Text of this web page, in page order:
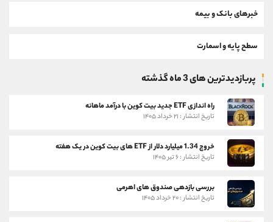
خبرهای بانک و بیمه
سطح پایه و اسمارت
پربازدیدترین های 3 ماه گذشته
راه اندازی ETF جدید بیت کوین با درآمد ماهانه
تاریخ انتشار : ۲۱ خرداد ۱۴۰۵
خروج 1.34 میلیارد دلار از ETF های بیت کوین در یک هفته
تاریخ انتشار : ۶ تیر ۱۴۰۵
بررسی بازدهی صندوق های اهرمی
تاریخ انتشار : ۲۰ خرداد ۱۴۰۵